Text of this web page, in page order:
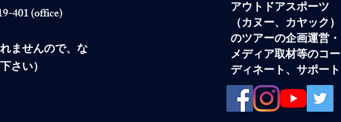
401 (office)
ませんので、な
さい）
アウトドアスポーツ
（カヌー、カヤック）
のツアーの企画運営・
メディア取材等のコー
ディネート、サポート